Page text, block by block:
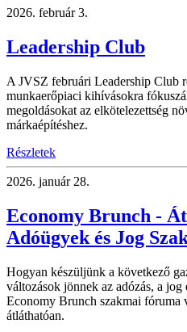
2026. február 3.
Leadership Club
A JVSZ februári Leadership Club
munkaerőpiaci kihívásokra
megoldásokat az elkötelezettség
márkaépítéshez.
Részletek
2026. január 28.
Economy Brunch -
Adóügyek és Jog
Hogyan készüljünk a következő
változások jönnek az adózás, a
Economy Brunch szakmai fóruma
átláthatóan.